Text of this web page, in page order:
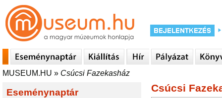
MUSEUM.HU » Csúcsi Fazekasház
Eseménynaptár Csúcsi